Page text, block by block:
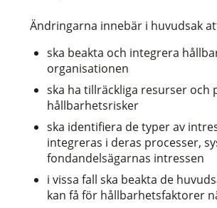
Ändringarna innebär i huvudsak
ska beakta och integrera
organisationen
ska ha tillräckliga resurser
hållbarhetsrisker
ska identifiera de typer av
integreras i deras processer,
fondandelsägarnas intressen
i vissa fall ska beakta de
kan få för hållbarhetsfaktorer